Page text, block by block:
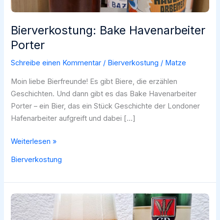
Bierverkostung: Bake Havenarbeiter
Porter
Schreibe einen Kommentar / Bierverkostung / Matze
Moin liebe Bierfreunde! Es gibt Biere, die erzählen
Geschichten. Und dann gibt es das Bake Havenarbeiter
Porter – ein Bier, das ein Stück Geschichte der Londoner
Hafenarbeiter aufgreift und dabei […]
Bierverkostung:
Havenarbeiter
Weiterlesen »
Bierverkostung